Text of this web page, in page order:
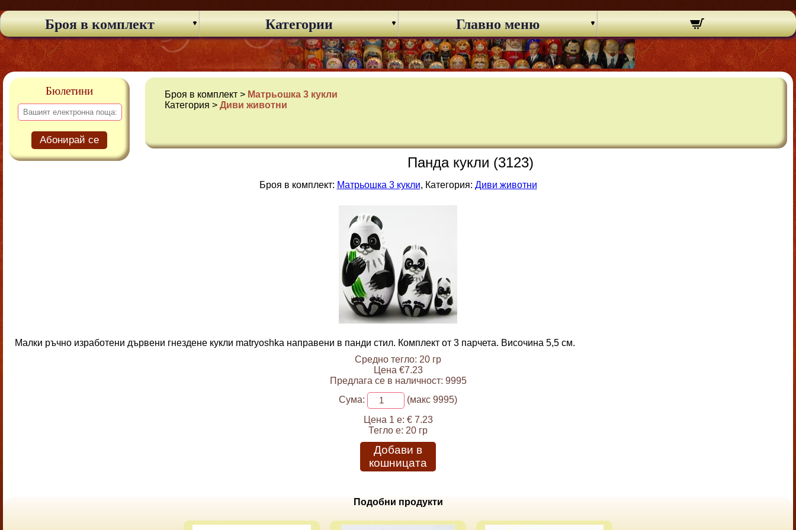
Броя в комплект Категории Главно меню
Бюлетини
Абонирай се
Броя в комплект > Матрьошка 3 кукли
Категория >Диви животни
Панда кукли (3123)
Броя в комплект: Матрьошка 3 кукли, Категория: Диви животни
Малки ръчно изработени дървени гнездене кукли matryoshka направени в панди стил. Комплект от 3 парчета. Височина 5,5 см.
Средно тегло: 20 гр
Цена €7.23
Предлага се в наличност: 9995
Сума:
(макс 9995)
Цена 1 е: € 7.23
Тегло е: 20 гр
Добави в
кошницата
Подобни продукти